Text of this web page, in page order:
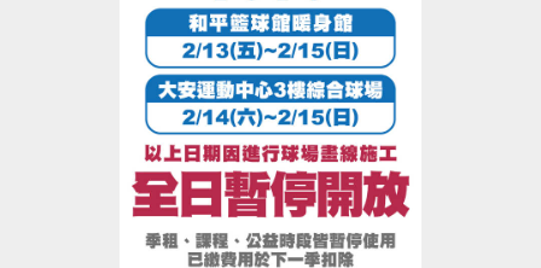
要求折抵現金或更換等值商品。
月卡須於1/18前開卡，限本人使用，敬請攜帶悠遊卡
電話洽詢 體適能 (02)2377-0300#107
贊助廠商：LP Support